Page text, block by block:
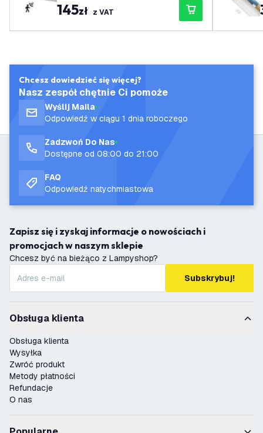
145zł z VAT
Chcesz dowiedzieć się więcej?
Nasz zespół chętnie Ci pomoże
Wyślij Maila
Odpowiedź w ciągu 1 dnia roboczego
Zadzwoń Do Nas
Dostępne od 08:00 do 21:00
FAQ
Odpowiedź natychmiastowa
Zapisz się i zyskaj informacje o nowościach i
promocjach w naszym sklepie
Chcesz być na bieżąco z Lampyshop?
Subskrybuj!
Obsługa klienta
Obsługa klienta
Wysyłka
Zwróć produkt
Metody płatności
Refundacje
O nas